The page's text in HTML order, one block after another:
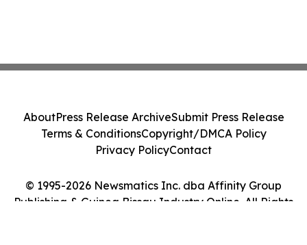
© 1995-2026 Newsmatics Inc. dba Affinity Group
Publishing & Guinea Bissau Industry Online. All Rights
AboutPress Release ArchiveSubmit Press Release
Terms & ConditionsCopyright/DMCA Policy
Privacy PolicyContact